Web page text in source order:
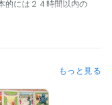
的には２４時間以内の
いませ＾＾
がありますが、基本的
もっと見る